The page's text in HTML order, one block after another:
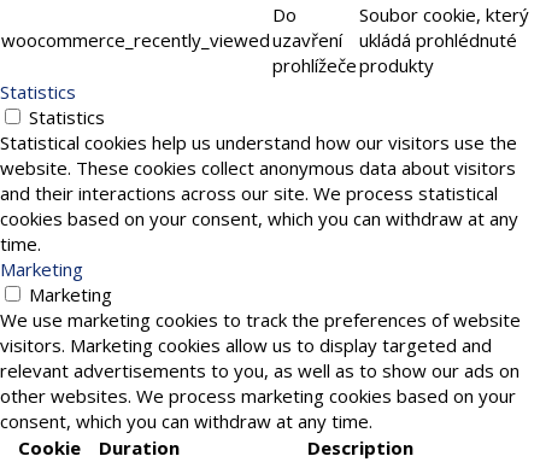
woocommerce_recently_viewed
Do
uzavření
prohlížeče
Soubor cookie, který
ukládá prohlédnuté
produkty
Statistics
Statistics
Statistical cookies help us understand how our visitors use the
website. These cookies collect anonymous data about visitors
and their interactions across our site. We process statistical
cookies based on your consent, which you can withdraw at any
time.
Marketing
Marketing
We use marketing cookies to track the preferences of website
visitors. Marketing cookies allow us to display targeted and
relevant advertisements to you, as well as to show our ads on
other websites. We process marketing cookies based on your
consent, which you can withdraw at any time.
Cookie
Duration Description